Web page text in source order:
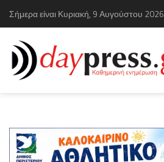
Σήμερα είναι Κυριακή, 9 Αυγούστου 2026